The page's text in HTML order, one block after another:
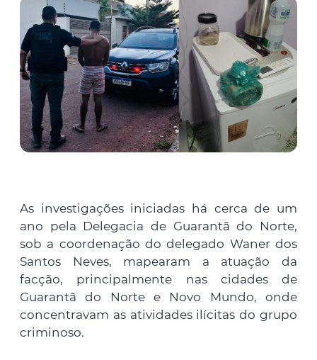
As investigações iniciadas há cerca de um
ano pela Delegacia de Guarantã do Norte,
sob a coordenação do delegado Waner dos
Santos Neves, mapearam a atuação da
facção, principalmente nas cidades de
Guarantã do Norte e Novo Mundo, onde
concentravam as atividades ilícitas do grupo
criminoso.